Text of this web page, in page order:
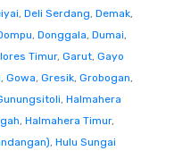
, Deli Serdang, Demak,
, Donggala, Dumai,
Timur, Garut, Gayo
, Gowa, Gresik, Grobogan,
, Halmahera
, Halmahera Timur,
, Hulu Sungai